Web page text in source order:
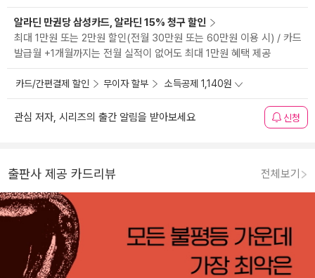
알라딘 만권당 삼성카드, 알라딘 15% 청구 할인
최대 1만원 또는 2만원 할인(전월 30만원 또는 60만원 이용 시) / 카드
발급월 +1개월까지는 전월 실적이 없어도 최대 1만원 혜택 제공
카드/간편결제 할인 무이자 할부 소득공제 1,140원
관심 저자, 시리즈의 출간 알림을 받아보세요 신청
출판사 제공 카드리뷰 전체보기